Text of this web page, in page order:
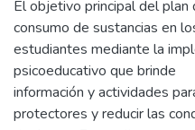
El objetivo principal del
consumo de sustancias en
estudiantes mediante la
psicoeducativo que brinde
información y actividades
protectores y reducir las